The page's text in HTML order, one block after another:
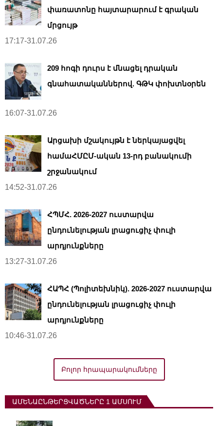
փառատոնը հայտարարում է գրական
մրցույթ
17:17-31.07.26
209 հոգի դուրս է մնացել դրական
գնահատականներով. ԳԹԿ փոխտնօրեն
16:07-31.07.26
Արցախի մշակույթն է ներկայացվել
համաՀՄԸՄ-ական 13-րդ բանակումի
շրջանակում
14:52-31.07.26
ՀՊՄՀ. 2026-2027 ուստարվա
ընդունելության լրացուցիչ փուլի
արդյունքները
13:27-31.07.26
ՀԱՊՀ (Պոլիտեխնիկ). 2026-2027 ուստարվա
ընդունելության լրացուցիչ փուլի
արդյունքները
10:46-31.07.26
Բոլոր հրապարակումները
ԱՄԵՆԱԸՆԹԵՐՑՎԱԾՆԵՐԸ 1 ԱՄՍՈՒՄ